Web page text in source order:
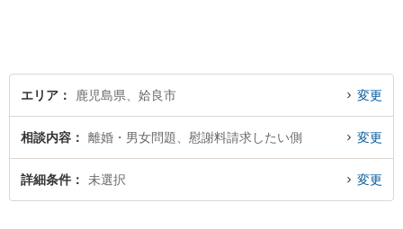
エリア 鹿児島県、姶良市 変更
相談内容 離婚・男女問題、慰謝料請求したい側 変更
詳細条件 未選択 変更